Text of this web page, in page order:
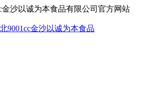
金沙以诚为本食品有限公司官方网站